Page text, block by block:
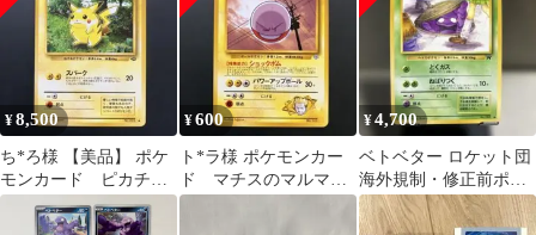
¥8,500
ち*ろ様 【美品】 ポケ
モンカード ピカチュ
ウ 旧裏 未使用
¥600
ト*ラ様 ポケモンカー
ド マチスのマルマイ
ン マーク無し 旧
¥4,700
ベトベター ロケット団
海外規制・修正前ポケ
モンカード